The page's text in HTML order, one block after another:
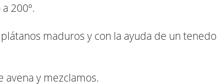
200º.
maduros y con la ayuda de un
avena y mezclamos.